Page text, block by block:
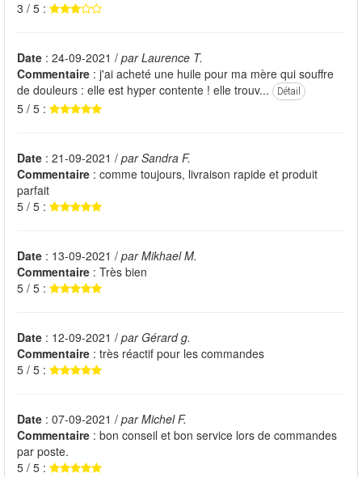
3 / 5 :
Date : 24-09-2021 / par Laurence T.
Commentaire : j'ai acheté une huile pour ma mère qui souffre
de douleurs : elle est hyper contente ! elle trouv...
Détail
5 / 5 :
Date : 21-09-2021 / par Sandra F.
Commentaire : comme toujours, livraison rapide et produit
parfait
5 / 5 :
Date : 13-09-2021 / par Mikhael M.
Commentaire : Très bien
5 / 5 :
Date : 12-09-2021 / par Gérard g.
Commentaire : très réactif pour les commandes
5 / 5 :
Date : 07-09-2021 / par Michel F.
Commentaire : bon conseil et bon service lors de commandes
par poste.
5 / 5 :